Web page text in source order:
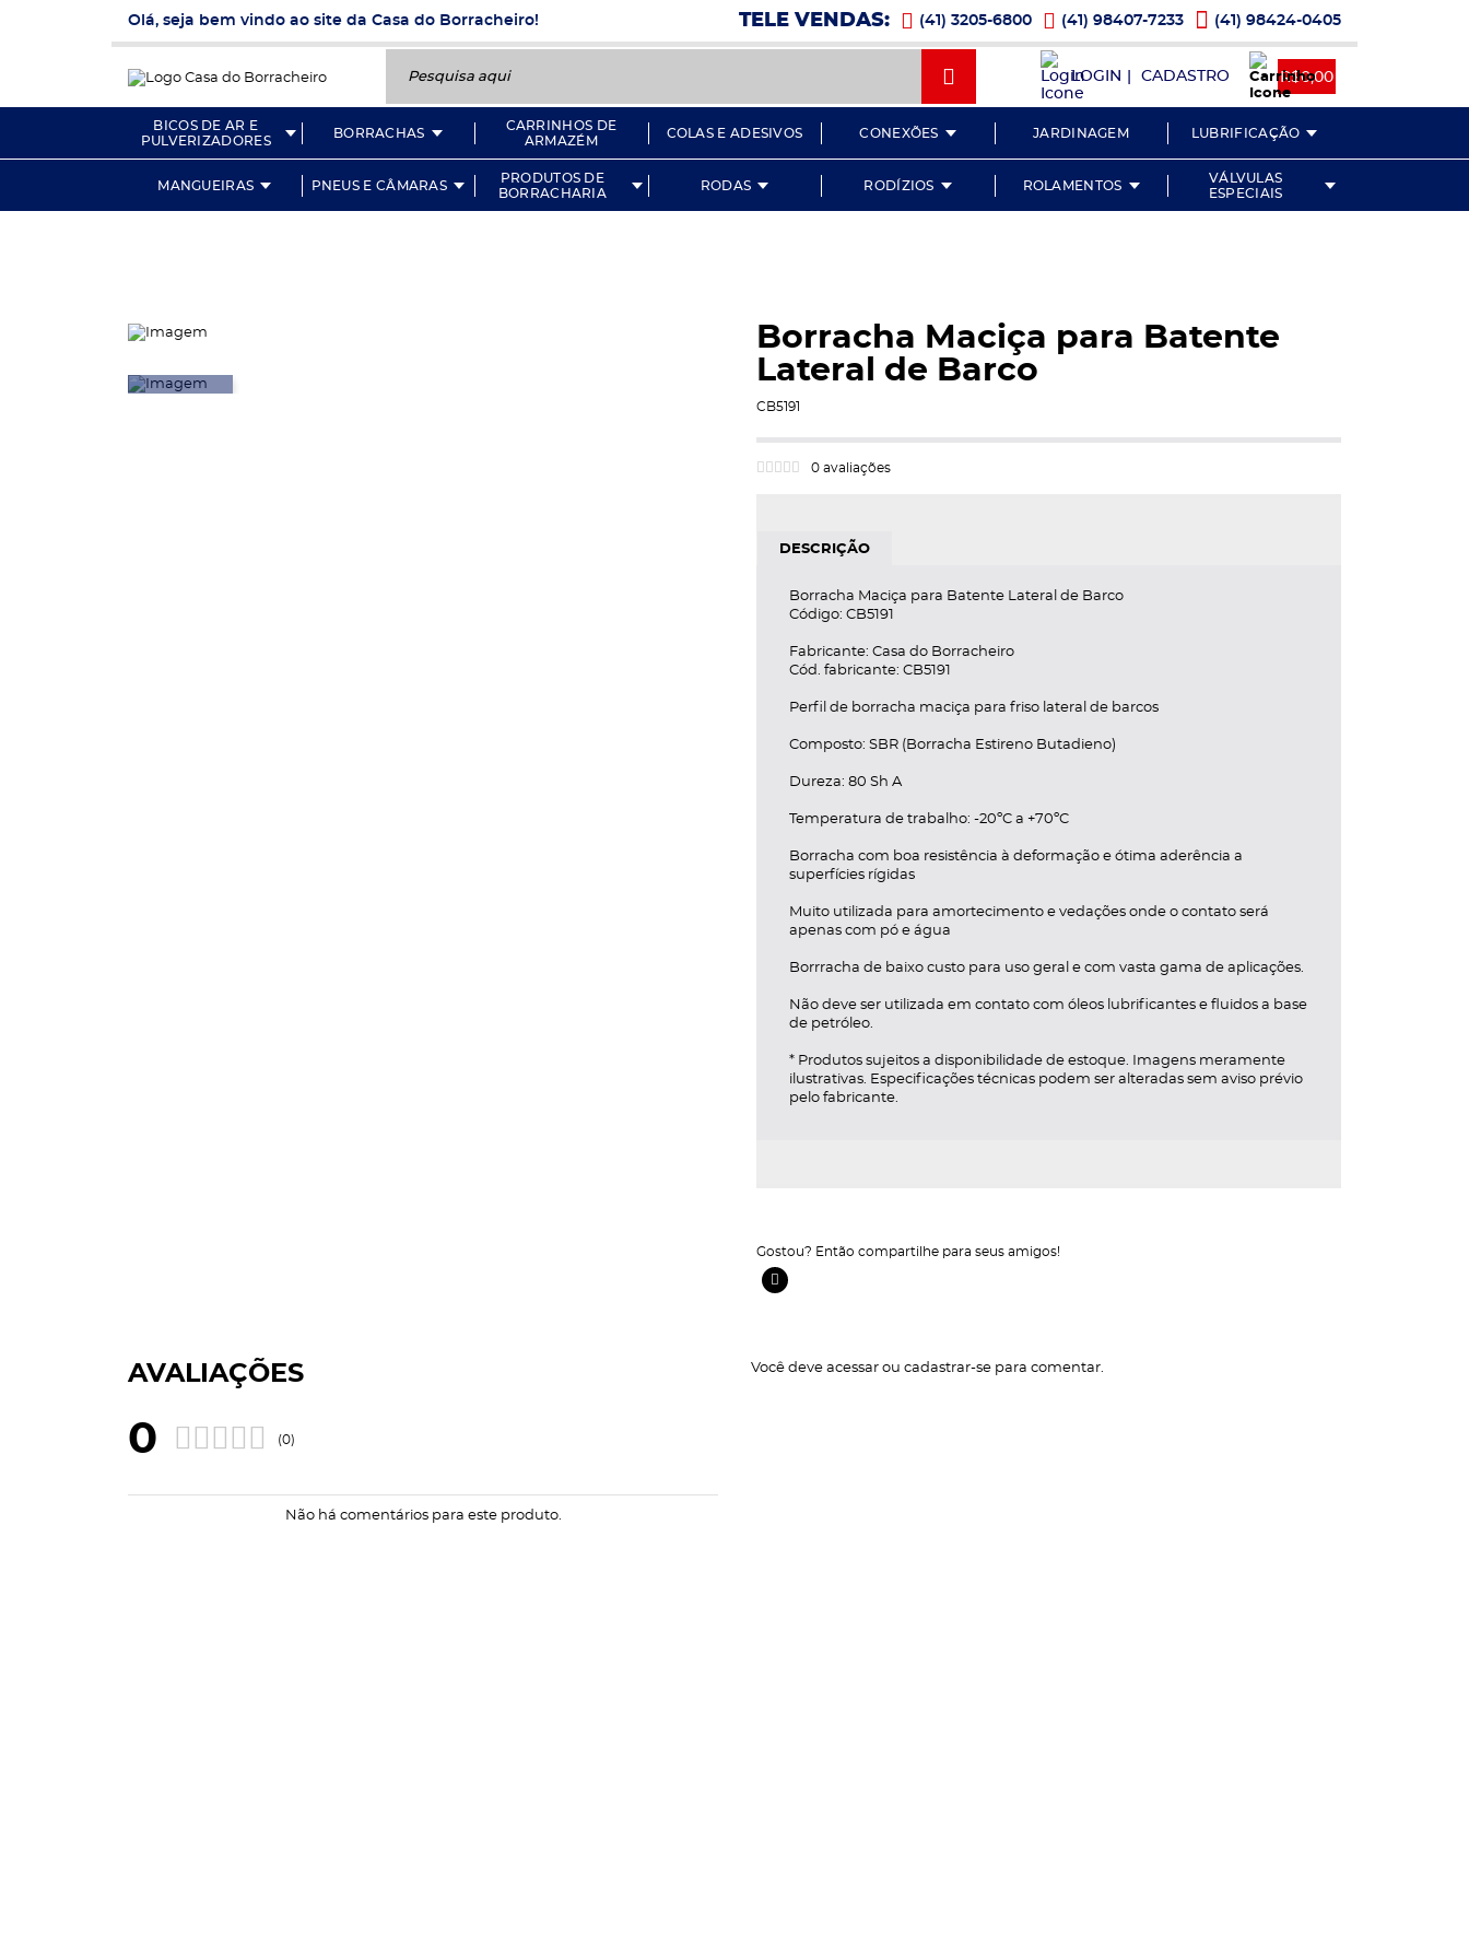
Olá, seja bem vindo ao site da Casa do Borracheiro! TELE VENDAS: Ícone Telefone
(41) 3205-6800 Ícone Telefone
(41) 98407-7233 Ícone Whatsapp
(41) 98424-0405
Ícone Pesquisa
LOGIN CADASTRO R$0,00
BICOS DE AR E
PULVERIZADORES
BORRACHAS
CARRINHOS DE
ARMAZÉM
COLAS E ADESIVOS CONEXÕES JARDINAGEM LUBRIFICAÇÃO
MANGUEIRAS PNEUS E CÂMARAS
PRODUTOS DE
BORRACHARIA
RODAS RODÍZIOS ROLAMENTOS
VÁLVULAS
ESPECIAIS
Borracha Maciça para Batente
Lateral de Barco
CB5191
0 avaliações
DESCRIÇÃO
Borracha Maciça para Batente Lateral de Barco
Código: CB5191
Fabricante: Casa do Borracheiro
Cód. fabricante: CB5191
Perfil de borracha maciça para friso lateral de barcos
Composto: SBR (Borracha Estireno Butadieno)
Dureza: 80 Sh A
Temperatura de trabalho: -20ºC a +70ºC
Borracha com boa resistência à deformação e ótima aderência a
superfícies rígidas
Muito utilizada para amortecimento e vedações onde o contato será
apenas com pó e água
Borrracha de baixo custo para uso geral e com vasta gama de aplicações.
Não deve ser utilizada em contato com óleos lubrificantes e fluidos a base
de petróleo.
* Produtos sujeitos a disponibilidade de estoque. Imagens meramente
ilustrativas. Especificações técnicas podem ser alteradas sem aviso prévio
pelo fabricante.
Gostou? Então compartilhe para seus amigos!
Facebook Ícone
AVALIAÇÕES
0 (0)
Não há comentários para este produto.
Você deve acessar ou cadastrar-se para comentar.